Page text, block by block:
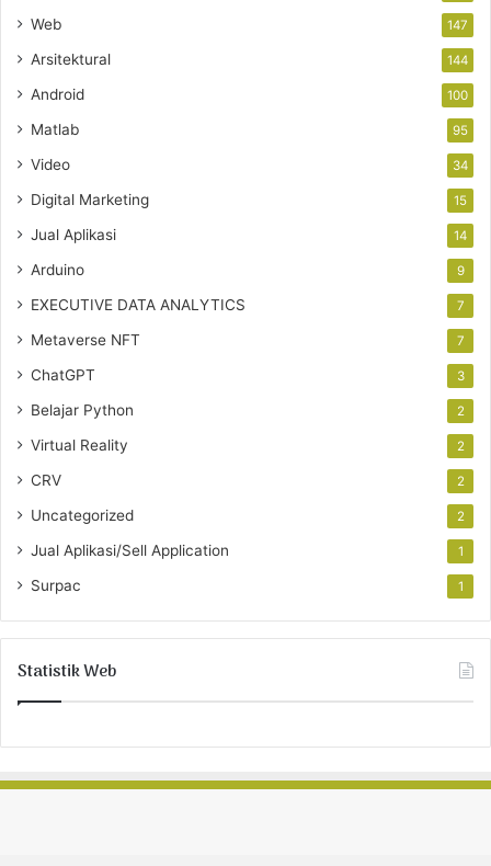
Web 147
Arsitektural 144
Android 100
Matlab 95
Video 34
Digital Marketing 15
Jual Aplikasi 14
Arduino 9
EXECUTIVE DATA ANALYTICS 7
Metaverse NFT 7
ChatGPT 3
Belajar Python 2
Virtual Reality 2
CRV 2
Uncategorized 2
Jual Aplikasi/Sell Application 1
Surpac 1
Statistik Web